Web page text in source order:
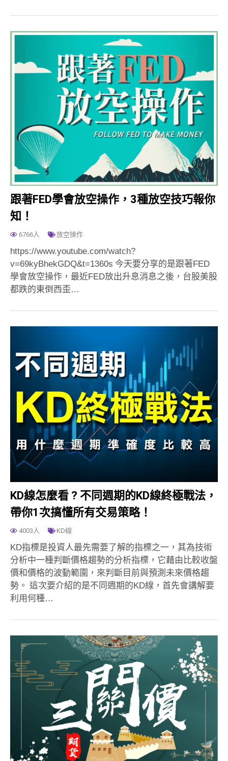
跟著FED學會放空操作，3種放空技巧報你
知！
6766人 放空操作
https://www.youtube.com/watch?
v=69kyBhekGDQ&t=1360s 今天要分享的是跟著FED
學會放空操作，最近FED放出升息消息之後，台股美股
都跌的東倒西歪…
KD線怎麼看 ? 不同週期的KD線終極戰法，
帶你1次搞懂所有交易策略！
4003人 KD線
KD指標是投資人最先需要了解的指標之一，其為技術
分析中一種判斷價格趨勢的分析指標，它藉由比較收盤
價和價格的波動範圍，來判斷目前與預測未來價格趨
勢。 這次要介紹的是不同週期的KD線，首先會講解要
利用何種…